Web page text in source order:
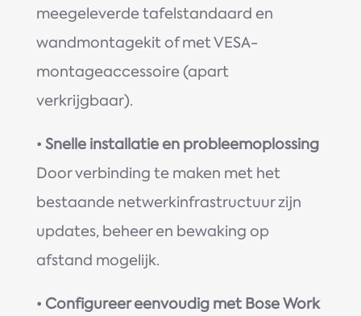
meegeleverde tafelstandaard en
wandmontagekit of met VESA-
montageaccessoire (apart
verkrijgbaar).
• Snelle installatie en probleemoplossing
Door verbinding te maken met het
bestaande netwerkinfrastructuur zijn
updates, beheer en bewaking op
afstand mogelijk.
• Configureer eenvoudig met Bose Work